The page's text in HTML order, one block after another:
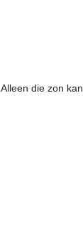
Alleen die zon